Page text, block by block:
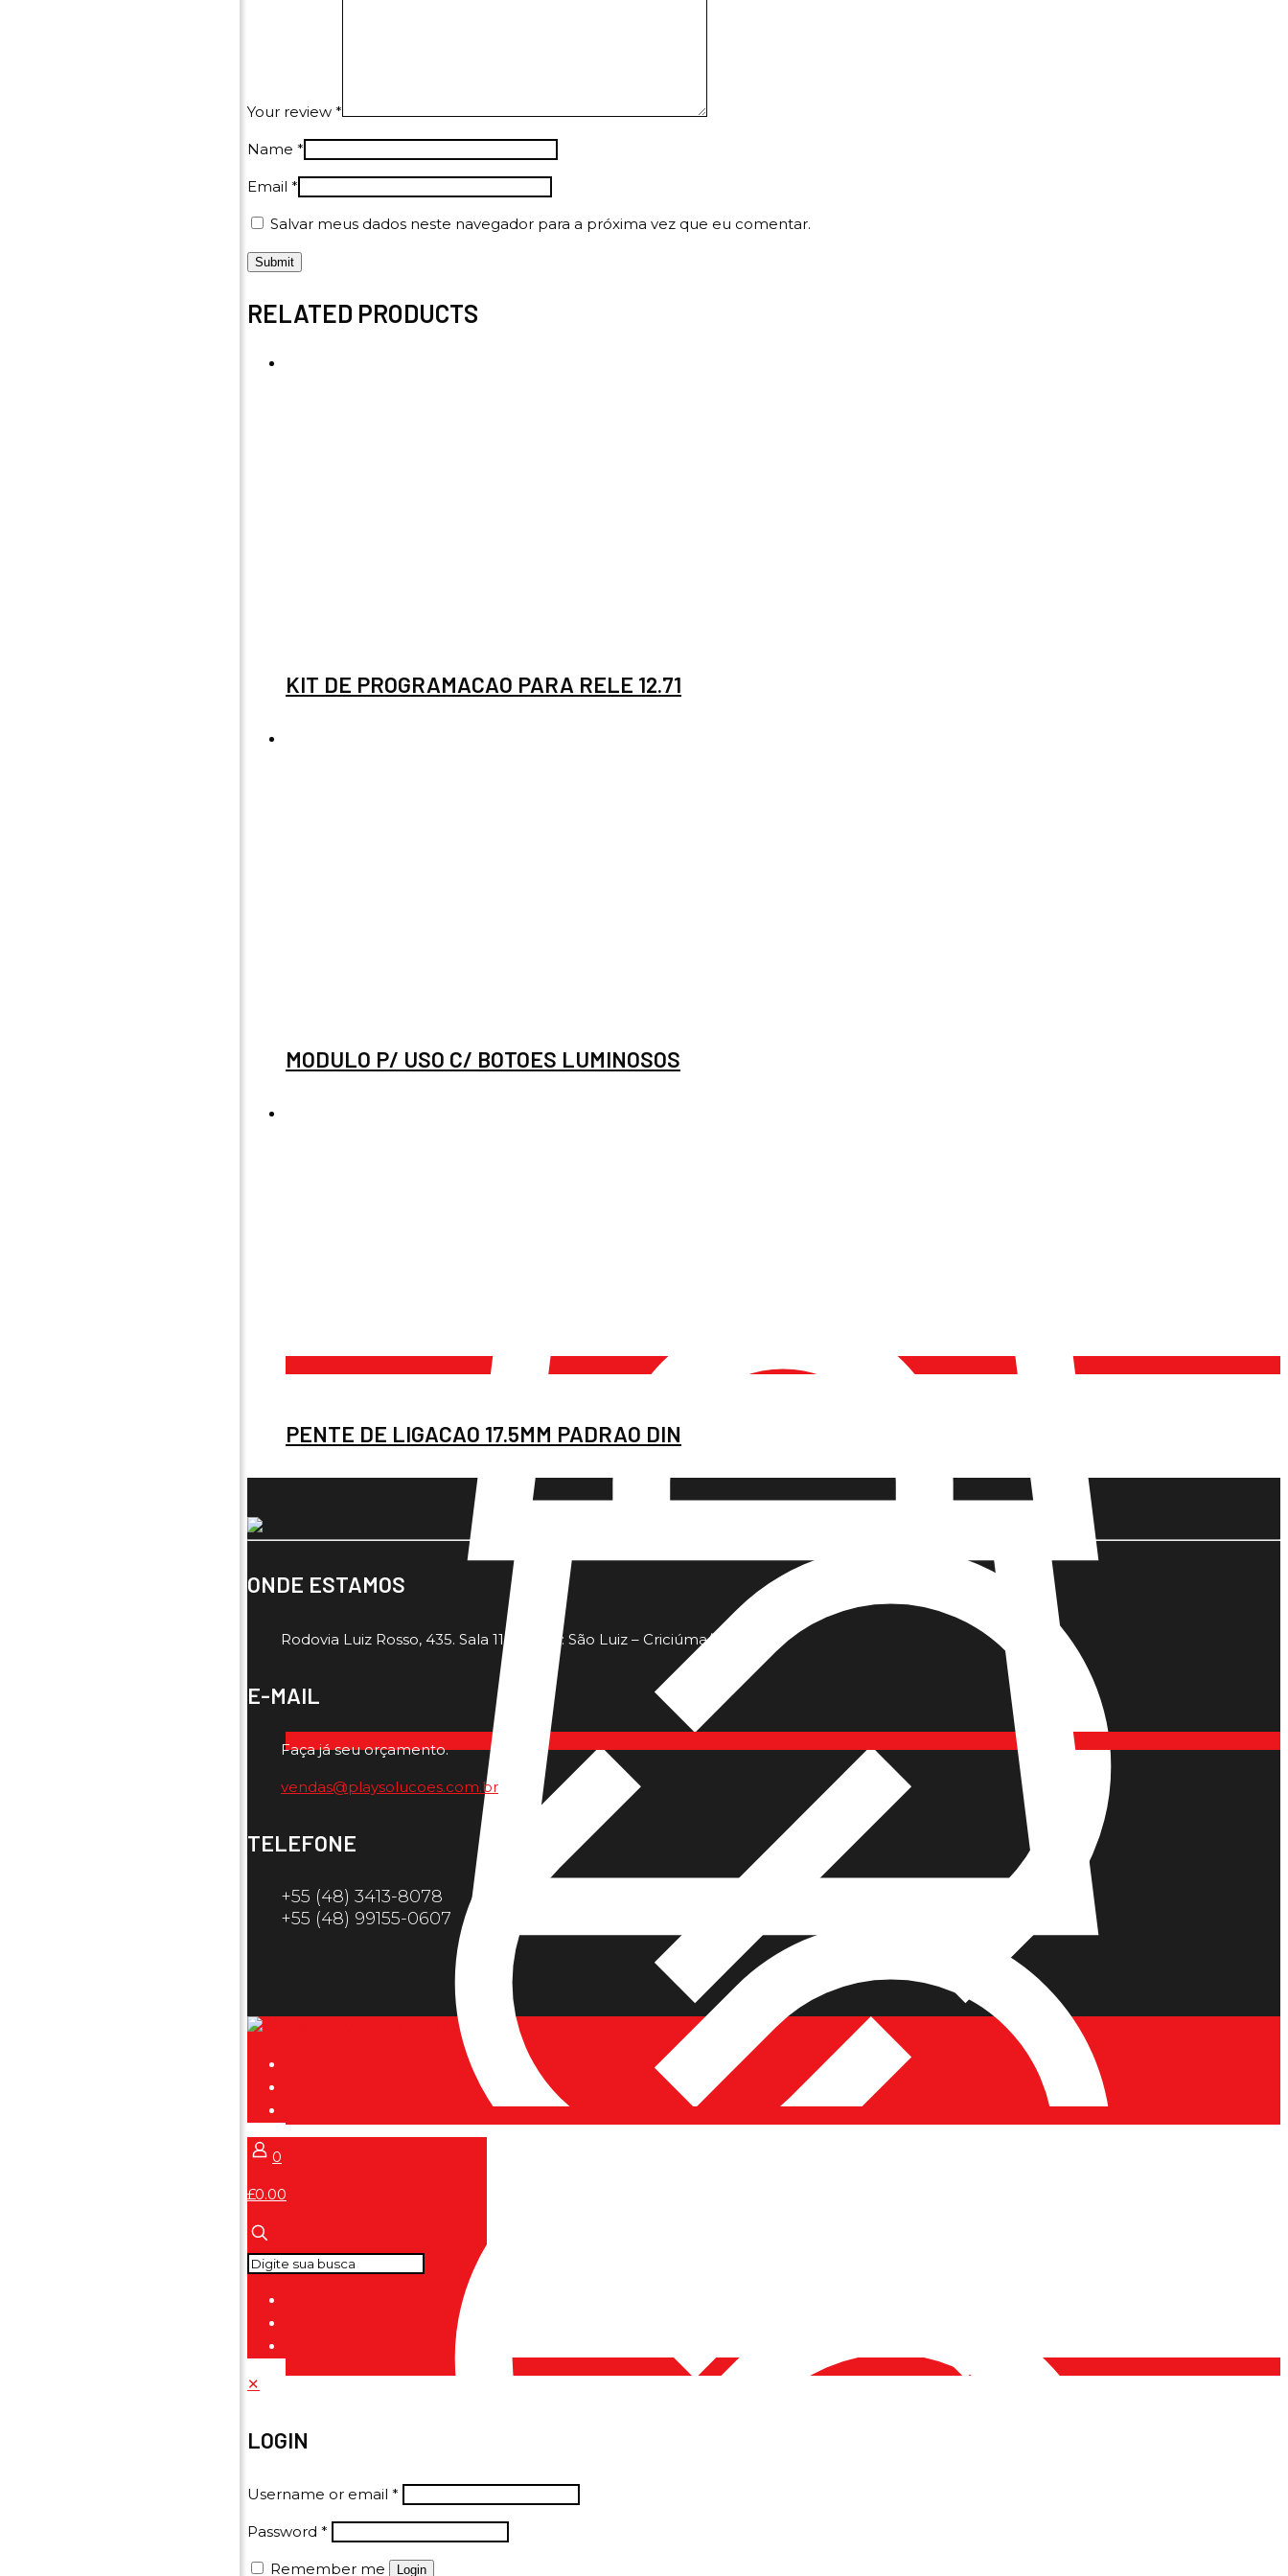
Your review *
Name *
Email *
Salvar meus dados neste navegador para a próxima vez que eu comentar.
RELATED PRODUCTS
KIT DE PROGRAMACAO PARA RELE 12.71
MODULO P/ USO C/ BOTOES LUMINOSOS
PENTE DE LIGACAO 17.5MM PADRAO DIN
ONDE ESTAMOS
Rodovia Luiz Rosso, 435. Sala 11 - Bairro: São Luiz – Criciúma/SC
E-MAIL
Faça já seu orçamento.
vendas@playsolucoes.com.br
TELEFONE
+55 (48) 3413-8078
+55 (48) 99155-0607
0
£0.00
✕
LOGIN
Username or email *
Password *
Remember me Login